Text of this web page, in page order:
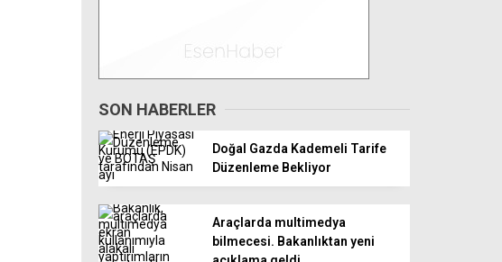
SON HABERLER
Doğal Gazda Kademeli Tarife
Düzenleme Bekliyor
Araçlarda multimedya
bilmecesi. Bakanlıktan yeni